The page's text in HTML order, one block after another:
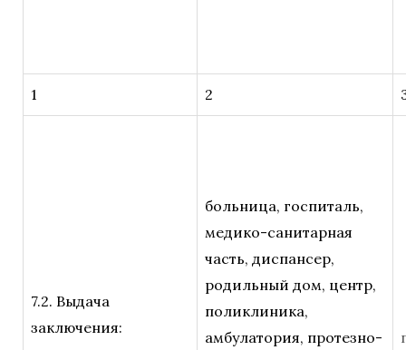
1 2
7.2. Выдача
заключения:
больница, госпиталь,
медико-санитарная
часть, диспансер,
родильный дом, центр,
поликлиника,
амбулатория, протезно-